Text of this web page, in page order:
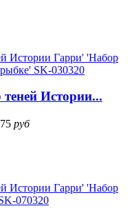
Истории...
руб